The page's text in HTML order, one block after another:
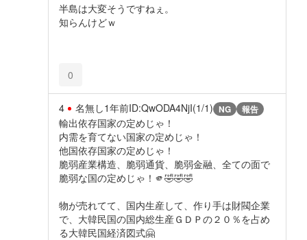
半島は大変そうですねぇ。
知らんけどｗ
0
4 名無し1年前ID:QwODA4NjI(1/1) NG 報告
輸出依存国家の定めじゃ！
内需を育てない国家の定めじゃ！
他国依存国家の定めじゃ！
脆弱産業構造、脆弱通貨、脆弱金融、全ての面で
脆弱な国の定めじゃ！🫵🤣🤣🤣
物が売れてて、国内生産して、作り手は財閥企業
で、大韓民国の国内総生産ＧＤＰの２０％を占め
る大韓民国経済図式🤗